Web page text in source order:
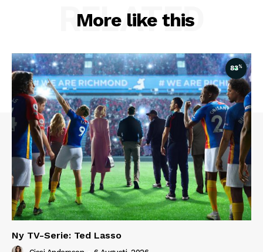
More like this
RELATED
83%
Ny TV-Serie: Ted Lasso